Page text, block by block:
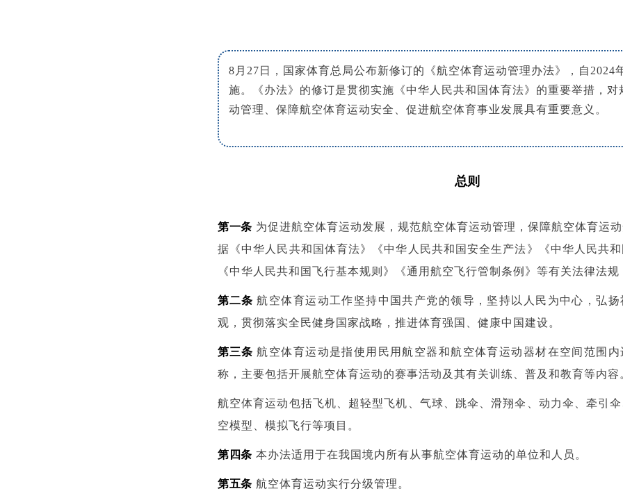
8月27日，国家体育总局公布新修订的《航空体育运动管理办法》，自2024
施。《办法》的修订是贯彻实施《中华人民共和国体育法》的重要举措，对
动管理、保障航空体育运动安全、促进航空体育事业发展具有重要意义。
总则
第一条 为促进航空体育运动发展，规范航空体育运动管理，保障航空体育运
据《中华人民共和国体育法》《中华人民共和国安全生产法》《中华人民共
《中华人民共和国飞行基本规则》《通用航空飞行管制条例》等有关法律法规
第二条 航空体育运动工作坚持中国共产党的领导，坚持以人民为中心，弘扬
观，贯彻落实全民健身国家战略，推进体育强国、健康中国建设。
第三条 航空体育运动是指使用民用航空器和航空体育运动器材在空间范围内
称，主要包括开展航空体育运动的赛事活动及其有关训练、普及和教育等内容
航空体育运动包括飞机、超轻型飞机、气球、跳伞、滑翔伞、动力伞、牵引
空模型、模拟飞行等项目。
第四条 本办法适用于在我国境内所有从事航空体育运动的单位和人员。
第五条 航空体育运动实行分级管理。